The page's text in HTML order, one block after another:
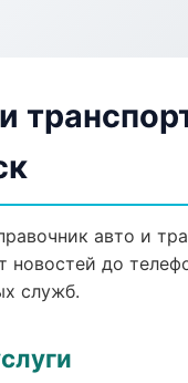
авто и
новостей до
служб.